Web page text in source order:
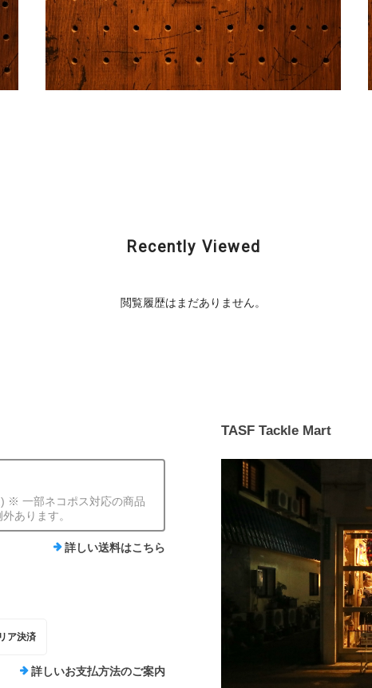
Recently Viewed
閲覧履歴はまだありません。
※ 一部ネコポス対応の商品
あります。
詳しい送料はこちら
ア決済
詳しいお支払方法のご案内
TASF Tackle Mart